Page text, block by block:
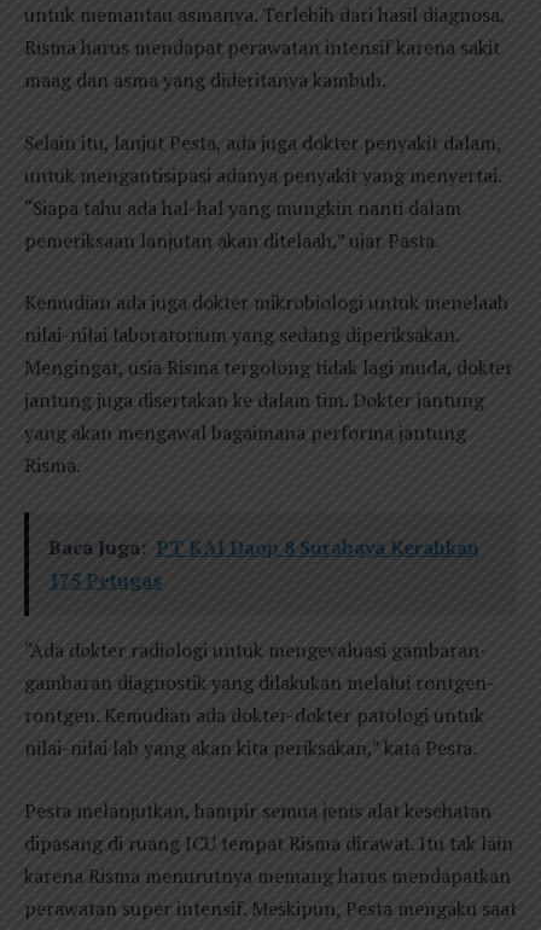
untuk memantau asmanya. Terlebih dari hasil diagnosa,
Risma harus mendapat perawatan intensif karena sakit
maag dan asma yang dideritanya kambuh.
Selain itu, lanjut Pesta, ada juga dokter penyakit dalam,
untuk mengantisipasi adanya penyakit yang menyertai.
“Siapa tahu ada hal-hal yang mungkin nanti dalam
pemeriksaan lanjutan akan ditelaah,” ujar Pasta.
Kemudian ada juga dokter mikrobiologi untuk menelaah
nilai-nilai laboratorium yang sedang diperiksakan.
Mengingat, usia Risma tergolong tidak lagi muda, dokter
jantung juga disertakan ke dalam tim. Dokter jantung
yang akan mengawal bagaimana performa jantung
Risma.
Baca Juga: PT KAI Daop 8 Surabaya Kerahkan
175 Petugas
“Ada dokter radiologi untuk mengevaluasi gambaran-
gambaran diagnostik yang dilakukan melalui rontgen-
rontgen. Kemudian ada dokter-dokter patologi untuk
nilai-nilai lab yang akan kita periksakan,” kata Pesta.
Pesta melanjutkan, hampir semua jenis alat kesehatan
dipasang di ruang ICU tempat Risma dirawat. Itu tak lain
karena Risma menurutnya memang harus mendapatkan
perawatan super intensif. Meskipun, Pesta mengaku saat